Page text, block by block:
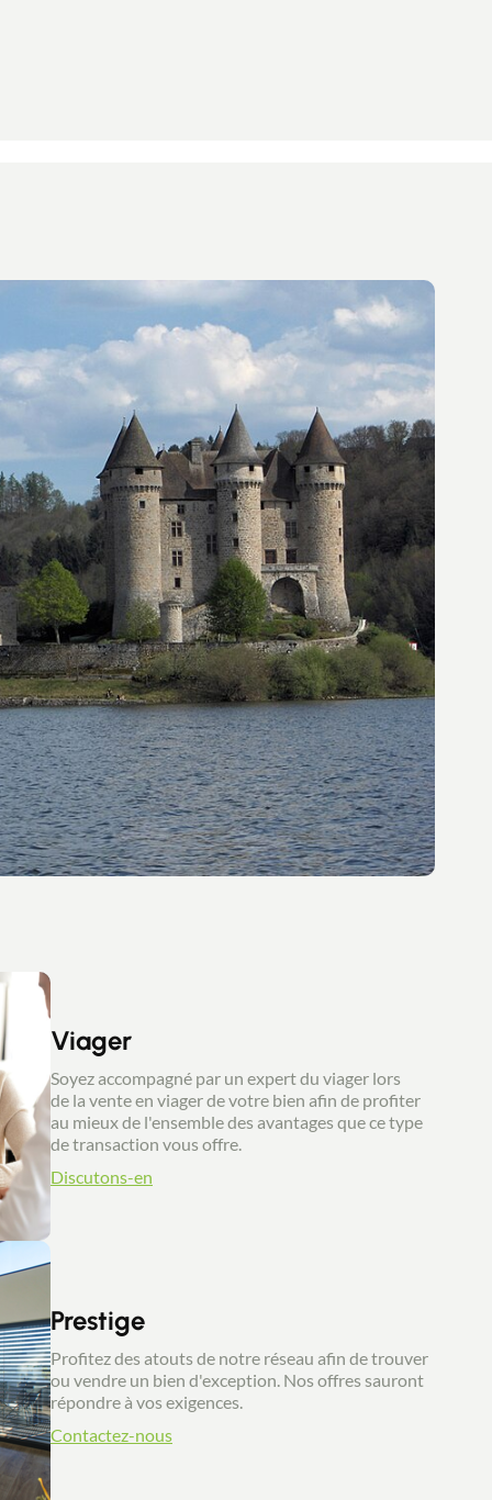
Viager
Soyez accompagné par un expert du viager lors
de la vente en viager de votre bien afin de profiter
au mieux de l'ensemble des avantages que ce type
de transaction vous offre.
Discutons-en
Prestige
Profitez des atouts de notre réseau afin de trouver
ou vendre un bien d'exception. Nos offres sauront
répondre à vos exigences.
Contactez-nous